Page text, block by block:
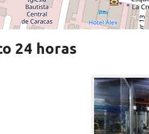
24 horas